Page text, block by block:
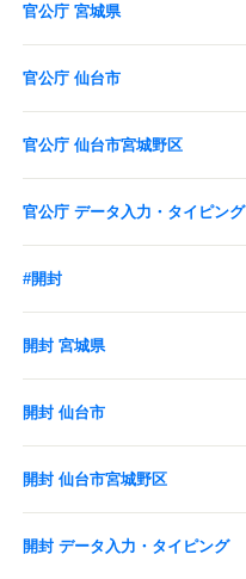
官公庁 宮城県
官公庁 仙台市
官公庁 仙台市宮城野区
官公庁 データ入力・タイピング
#開封
開封 宮城県
開封 仙台市
開封 仙台市宮城野区
開封 データ入力・タイピング